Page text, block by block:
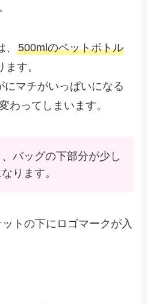
、500mlのペットボトル
ます。
マチがいっぱいになる
わってしまいます。
バッグの下部分が少し
ります。
トの下にロゴマークが入